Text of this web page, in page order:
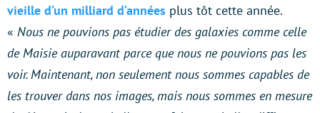
vieille d’un milliard d’années plus tôt cette année.
« Nous ne pouvions pas étudier des galaxies comme celle
de Maisie auparavant parce que nous ne pouvions pas les
voir. Maintenant, non seulement nous sommes capables de
les trouver dans nos images, mais nous sommes en mesure